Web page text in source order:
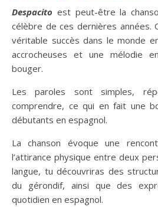
Despacito est peut-être la
célèbre de ces dernières années.
véritable succès dans le monde
accrocheuses et une mélodie
bouger.
Les paroles sont simples,
comprendre, ce qui en fait une
débutants en espagnol.
La chanson évoque une
l’attirance physique entre deux
langue, tu découvriras des
du gérondif, ainsi que des
quotidien en espagnol.